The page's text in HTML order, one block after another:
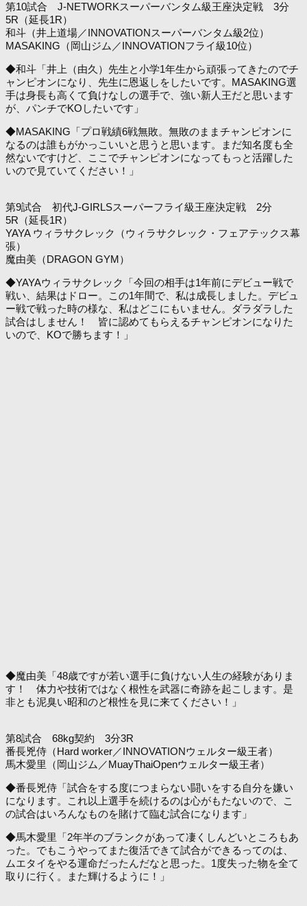
第10試合 J-NETWORKスーパーバンタム級王座決定戦 3分
5R（延長1R）
和斗（井上道場／INNOVATIONスーパーバンタム級2位）
MASAKING（岡山ジム／INNOVATIONフライ級10位）
◆和斗「井上（由久）先生と小学1年生から頑張ってきたのでチ
ャンピオンになり、先生に恩返しをしたいです。MASAKING選
手は身長も高くて負けなしの選手で、強い新人王だと思います
が、パンチでKOしたいです」
◆MASAKING「プロ戦績6戦無敗。無敗のままチャンピオンに
なるのは誰もがかっこいいと思うと思います。まだ知名度も全
然ないですけど、ここでチャンピオンになってもっと活躍した
いので見ていてください！」
第9試合 初代J-GIRLSスーパーフライ級王座決定戦 2分
5R（延長1R）
YAYA ウィラサクレック（ウィラサクレック・フェアテックス幕
張）
魔由美（DRAGON GYM）
◆YAYAウィラサクレック「今回の相手は1年前にデビュー戦で
戦い、結果はドロー。この1年間で、私は成長しました。デビュ
ー戦で戦った時の様な、私はどこにもいません。ダラダラした
試合はしません！ 皆に認めてもらえるチャンピオンになりた
いので、KOで勝ちます！」
◆魔由美「48歳ですが若い選手に負けない人生の経験がありま
す！ 体力や技術ではなく根性を武器に奇跡を起こします。是
非とも泥臭い昭和のど根性を見に来てください！」
第8試合 68kg契約 3分3R
番長兇侍（Hard worker／INNOVATIONウェルター級王者）
馬木愛里（岡山ジム／MuayThaiOpenウェルター級王者）
◆番長兇侍「試合をする度につまらない闘いをする自分を嫌い
になります。これ以上選手を続けるのは心がもたないので、こ
の試合はいろんなものを賭けて臨む試合になります」
◆馬木愛里「2年半のブランクがあって凄くしんどいところもあ
った。でもこうやってまた復活できて試合ができるってのは、
ムエタイをやる運命だったんだなと思った。1度失った物を全て
取りに行く。また輝けるように！」